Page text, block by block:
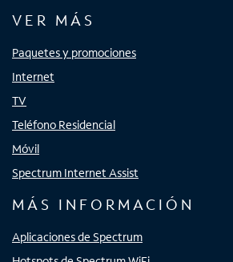
VER MÁS
Paquetes y promociones
Internet
TV
Teléfono Residencial
Móvil
Spectrum Internet Assist
MÁS INFORMACIÓN
Aplicaciones de Spectrum